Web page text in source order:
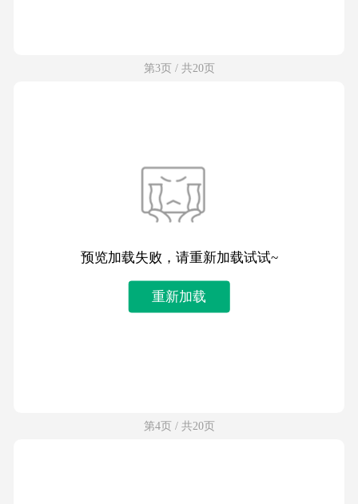
第3页 / 共20页
预览加载失败，请重新加载试试~
重新加载
第4页 / 共20页